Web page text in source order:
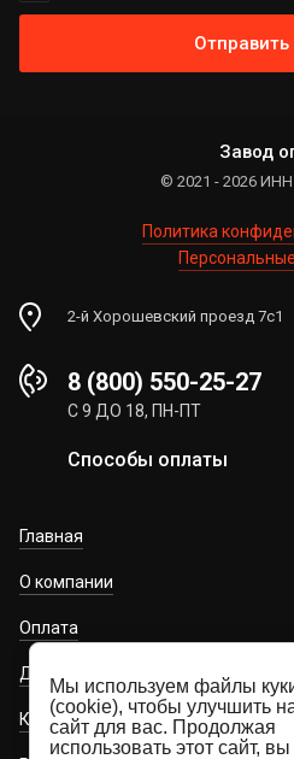
Отправить
Завод
© 2021 - 2026 ИНН
Политика
2-й Хорошевский проезд 7с1
8 (800) 550-25-27
С 9 ДО 18, ПН-ПТ
Способы оплаты
Главная
О компании
Оплата
Доставка
Контакты
Мы используем файлы
(cookie), чтобы улучшить
сайт для вас. Продолжая
использовать этот сайт, вы